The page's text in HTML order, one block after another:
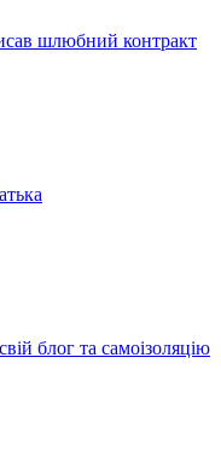
шлюбний контракт
блог та самоізоляцію